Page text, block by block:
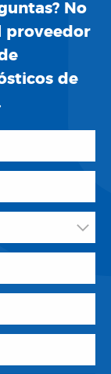
No
proveedor
de